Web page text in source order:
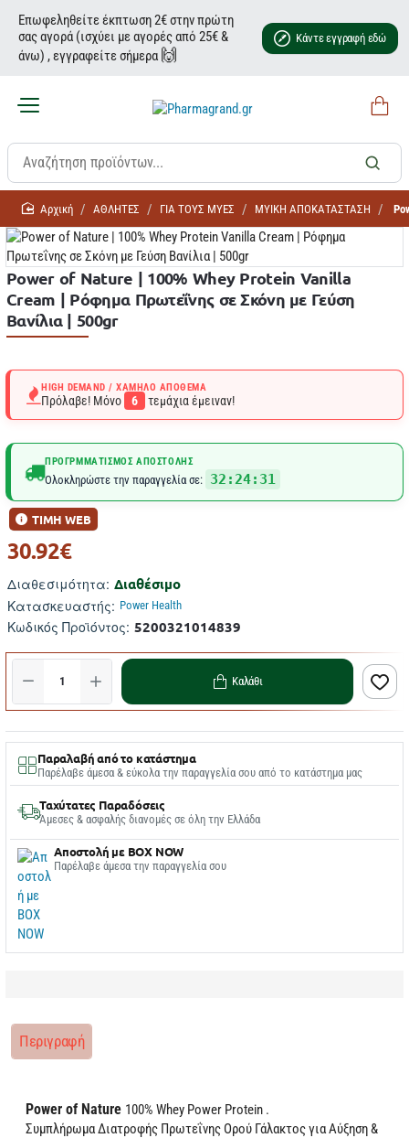
Επωφεληθείτε έκπτωση 2€ στην πρώτη
σας αγορά (ισχύει με αγορές από 25€ &
άνω) , εγγραφείτε σήμερα 🙌
Κάντε εγγραφή εδώ
homeΑΘΛΗΤΕΣ ΓΙΑ ΤΟΥΣ ΜΥΕΣ ΜΥΙΚΗ ΑΠΟΚΑΤΑΣΤΑΣΗ
Power of Nature | 100% Whey Protein Vanilla
Cream | Ρόφημα Πρωτεΐνης σε Σκόνη με Γεύση
Βανίλια | 500gr
HIGH DEMAND / ΧΑΜΗΛΌ ΑΠΌΘΕΜΑ
Πρόλαβε! Μόνο 6 τεμάχια έμειναν!
ΠΡΟΓΡΜΜΑΤΙΣΜΌΣ ΑΠΟΣΤΟΛΉΣ
Ολοκληρώστε την παραγγελία σε: 32:24:31
Διαθεσιμότητα: Διαθέσιμο
Κατασκευαστής: Power Health
Κωδικός Προϊόντος: 5200321014839
ΤΙΜΗ WEB
30.92€
Καλάθι
Παραλαβή από το κατάστημα
Παρέλαβε άμεσα & εύκολα την παραγγελία σου από το κατάστημα μας
Ταχύτατες Παραδόσεις
Άμεσες & ασφαλής διανομές σε όλη την Ελλάδα
Αποστολή με BOX NOW
Παρέλαβε άμεσα την παραγγελία σου
Περιγραφή
Power of Nature 100% Whey Power Protein .
Συμπλήρωμα Διατροφής Πρωτεΐνης Ορού Γάλακτος για Αύξηση &